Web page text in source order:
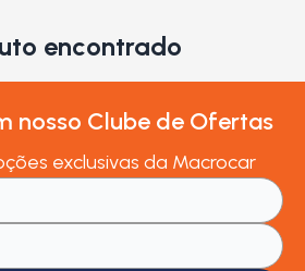
encontrado
nosso Clube de Ofertas
exclusivas da Macrocar